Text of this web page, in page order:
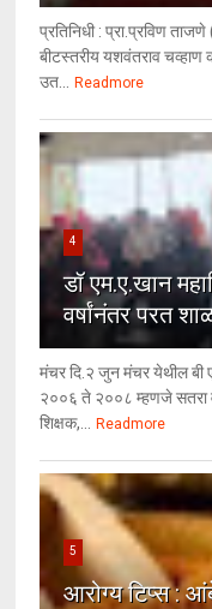
प्रतिनिधी : प्रा.प्रविण
बीटस्तरीय यशवंतराव चव्हाण
उत... Readmore
4
डॉ एम.ए.खान
वर्षांनंतर परत
मंचर दि.२ जुन मंचर येथील
२००६ ते २००८ म्हणजे सतरा
शिक्षक,... Readmore
5
आरोग्य टिप्स :